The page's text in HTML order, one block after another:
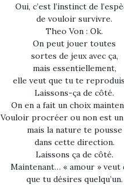
Oui, c’est l’instinct de
de vouloir survivre.
Theo Von : Ok.
On peut jouer toutes
sortes de jeux avec ça,
mais essentiellement,
elle veut que tu te
Laissons-ça de côté.
On en a fait un choix
Vouloir procréer ou non est
mais la nature te pousse
dans cette direction.
Laissons ça de côté.
Maintenant… « amour » veut
que tu désires quelqu’un.